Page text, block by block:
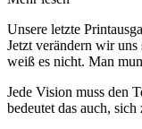
Unsere letzte
Jetzt verändern wir uns
weiß es nicht. Man
Jede Vision muss den
bedeutet das auch, sich